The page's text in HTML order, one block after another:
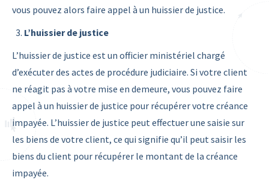
vous pouvez alors faire appel à un huissier de justice.
L’huissier de justice
L’huissier de justice est un officier ministériel chargé
d’exécuter des actes de procédure judiciaire. Si votre client
ne réagit pas à votre mise en demeure, vous pouvez faire
appel à un huissier de justice pour récupérer votre créance
impayée. L’huissier de justice peut effectuer une saisie sur
les biens de votre client, ce qui signifie qu’il peut saisir les
biens du client pour récupérer le montant de la créance
impayée.